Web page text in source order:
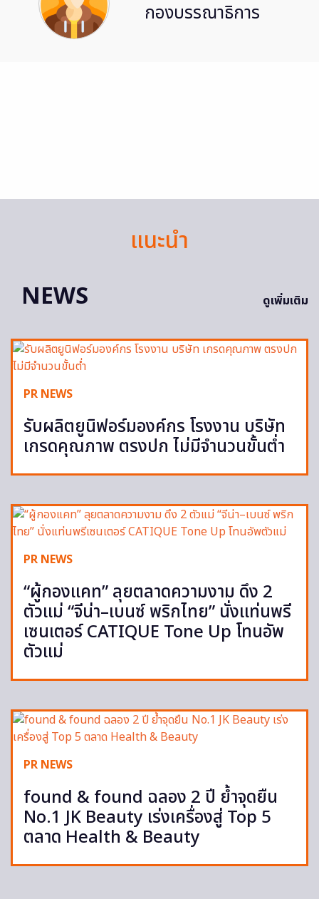
กองบรรณาธิการ
แนะนำ
NEWS
ดูเพิ่มเติม
PR NEWS
รับผลิตยูนิฟอร์มองค์กร โรงงาน บริษัท
เกรดคุณภาพ ตรงปก ไม่มีจำนวนขั้นต่ำ
PR NEWS
“ผู้กองแคท” ลุยตลาดความงาม ดึง 2
ตัวแม่ “จีน่า–เบนซ์ พริกไทย” นั่งแท่นพรี
เซนเตอร์ CATIQUE Tone Up โทนอัพ
ตัวแม่
PR NEWS
found & found ฉลอง 2 ปี ย้ำจุดยืน
No.1 JK Beauty เร่งเครื่องสู่ Top 5
ตลาด Health & Beauty